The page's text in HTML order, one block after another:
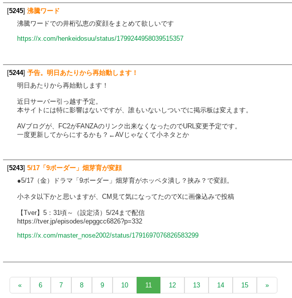
[5245] 沸騰ワード
沸騰ワードでの井桁弘恵の変顔をまとめて欲しいです
https://x.com/henkeidosuu/status/1799244958039515357
[5244] 予告。明日あたりから再始動します！
明日あたりから再始動します！
近日サーバー引っ越す予定。
本サイトには特に影響はないですが、誰もいないしついでに掲示板は変えます。
AVブログが、FC2がFANZAのリンク出来なくなったのでURL変更予定です。
一度更新してからにするかも？←AVじゃなくて小ネタとか
[5243] 5/17「9ボーダー」畑芽育が変顔
●5/17（金）ドラマ「9ボーダー」畑芽育がホッペタ潰し？挟み？で変顔。
小ネタ以下かと思いますが、CM見て気になってたのでXに画像込みで投稿
【Tver】5：31頃～（設定済）5/24まで配信
https://tver.jp/episodes/epggcc6826?p=332
https://x.com/master_nose2002/status/1791697076826583299
« 6 7 8 9 10 11 12 13 14 15 »